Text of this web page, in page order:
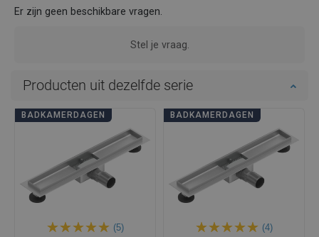
Er zijn geen beschikbare vragen.
Stel je vraag.
Producten uit dezelfde serie
BADKAMERDAGEN
(5)
BADKAMERDAGEN
(4)